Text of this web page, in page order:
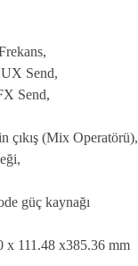
Send,
Send,
çıkış (Mix Operatörü),
güç kaynağı
x 111.48 x385.36 mm